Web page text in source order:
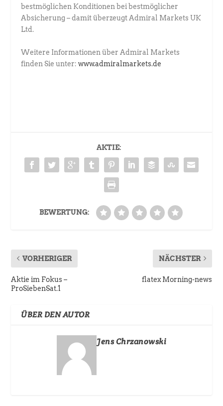
bestmöglichen Konditionen bei bestmöglicher
Absicherung – damit überzeugt Admiral Markets UK
Ltd.
Weitere Informationen über Admiral Markets
finden Sie unter:www.admiralmarkets.de
AKTIE:
BEWERTUNG:
VORHERIGER
Aktie im Fokus –
ProSiebenSat.1
NÄCHSTER
flatex Morning-news
ÜBER DEN AUTOR
Jens Chrzanowski